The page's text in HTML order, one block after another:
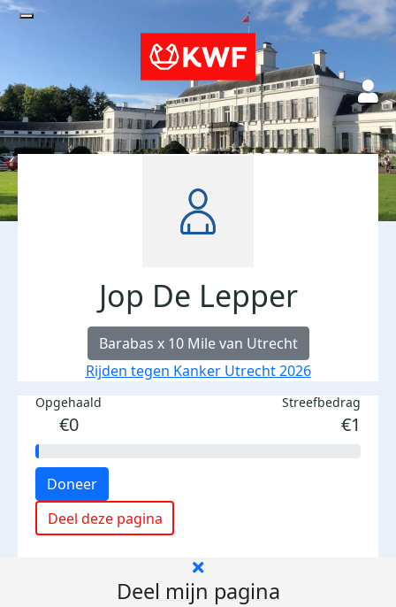
Jop De Lepper
Barabas x 10 Mile van Utrecht
Rijden tegen Kanker Utrecht 2026
Opgehaald
€0
Streefbedrag
€1
Doneer
Deel deze pagina
Deel mijn pagina